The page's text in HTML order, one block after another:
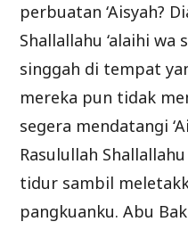
perbuatan ‘Aisyah?
Shallallahu ‘alaihi
singgah di tempat
mereka pun tidak
segera mendatangi
Rasulullah
tidur sambil
pangkuanku. Abu